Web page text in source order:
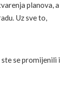
planova, a
Uz sve to,
se promijenili i